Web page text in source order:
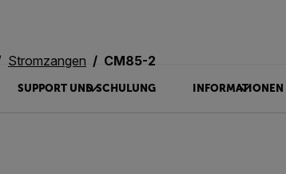
SUPPORT UND SCHULUNG INFORMATIONEN
Stromzangen CM85-2